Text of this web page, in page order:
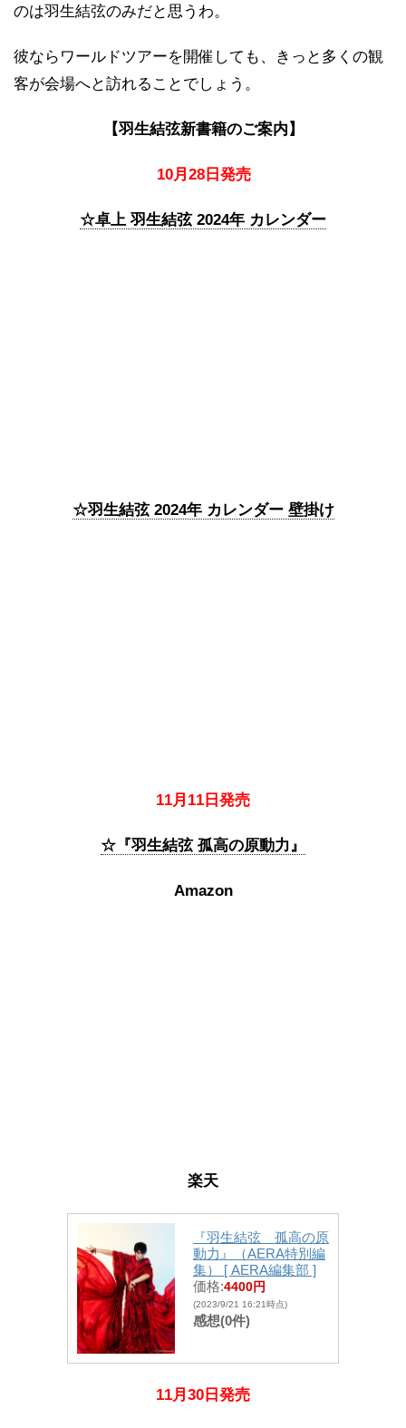
のは羽生結弦のみだと思うわ。
彼ならワールドツアーを開催しても、きっと多くの観
客が会場へと訪れることでしょう。
【羽生結弦新書籍のご案内】
10月28日発売
☆卓上 羽生結弦 2024年 カレンダー
☆羽生結弦 2024年 カレンダー 壁掛け
11月11日発売
☆『羽生結弦 孤高の原動力』
Amazon
楽天
『羽生結弦 孤高の原
動力』（AERA特別編
集） [ AERA編集部 ]
価格:4400円
(2023/9/21 16:21時点)
感想(0件)
11月30日発売